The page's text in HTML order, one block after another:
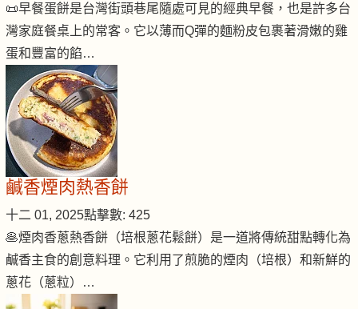
📜早餐蛋餅是台灣街頭巷尾隨處可見的經典早餐，也是許多台
灣家庭餐桌上的常客。它以薄而Q彈的麵粉皮包裹著滑嫩的雞
蛋和豐富的餡…
鹹香煙肉熱香餅
十二 01, 2025點擊數: 425
🥞煙肉香蔥熱香餅（培根蔥花鬆餅）是一道將傳統甜點轉化為
鹹香主食的創意料理。它利用了煎脆的煙肉（培根）和新鮮的
蔥花（蔥粒）…